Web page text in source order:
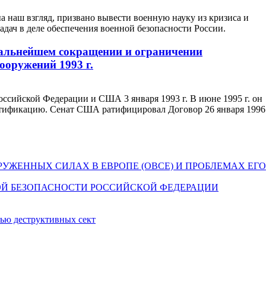
взгляд, призвано вывести военную науку из кризиса и
в деле обеспечения военной безопасности России.
сокращении и ограничении
1993 г.
Федерации и США 3 января 1993 г. В июне 1995 г. он
Сенат США ратифицировал Договор 26 января 1996
СИЛАХ В ЕВРОПЕ (ОВСЕ) И ПРОБЛЕМАХ ЕГО
БЕЗОПАСНОСТИ РОССИЙСКОЙ ФЕДЕРАЦИИ
деструктивных сект